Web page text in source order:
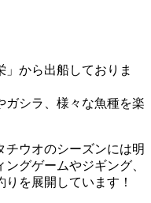
から出船しておりま
ガシラ、様々な魚種を楽
チウオのシーズンには明
グゲームやジギング、
を展開しています！